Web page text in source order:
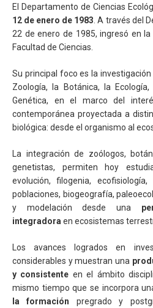
El Departamento de Ciencias
12 de enero de 1983 . A través del
22 de enero de 1985, ingresó en
Facultad de Ciencias.
Su principal foco es la
Zoología, la Botánica, la
Genética, en el marco del
contemporánea proyectada a
biológica: desde el organismo al
La integración de zoólogos,
genetistas, permiten hoy
evolución, filogenia,
poblaciones, biogeografía,
y modelación desde una
integradora en ecosistemas
Los avances logrados en
considerables y muestran una
y consistente en el ámbito
mismo tiempo que se incorpora
la formación pregrado y